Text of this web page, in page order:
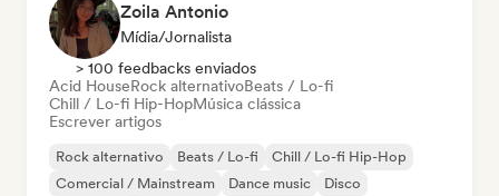
Zoila Antonio
Mídia/Jornalista
> 100 feedbacks enviados
Acid HouseRock alternativoBeats / Lo-fi
Chill / Lo-fi Hip-HopMúsica clássica
Escrever artigos
Rock alternativo Beats / Lo-fi
Chill / Lo-fi Hip-Hop
Comercial / Mainstream
Dance music
Disco